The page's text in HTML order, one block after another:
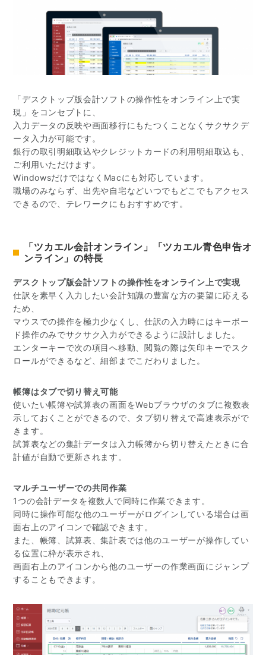
「デスクトップ版会計ソフトの操作性をオンライン上で実
現」をコンセプトに、
入力データの反映や画面移行にもたつくことなくサクサクデ
ータ入力が可能です。
銀行の取引明細取込やクレジットカードの利用明細取込も、
ご利用いただけます。
WindowsだけではなくMacにも対応しています。
職場のみならず、出先や自宅などいつでもどこでもアクセス
できるので、テレワークにもおすすめです。
「ツカエル会計オンライン」「ツカエル青色申告オ
ンライン」の特長
デスクトップ版会計ソフトの操作性をオンライン上で実現
仕訳を素早く入力したい会計知識の豊富な方の要望に応える
ため、
マウスでの操作を極力少なくし、仕訳の入力時にはキーボー
ド操作のみでサクサク入力ができるように設計しました。
エンターキーで次の項目へ移動、閲覧の際は矢印キーでスク
ロールができるなど、細部までこだわりました。
帳簿はタブで切り替え可能
使いたい帳簿や試算表の画面をWebブラウザのタブに複数表
示しておくことができるので、タブ切り替えで高速表示がで
きます。
試算表などの集計データは入力帳簿から切り替えたときに合
計値が自動で更新されます。
マルチユーザーでの共同作業
1つの会計データを複数人で同時に作業できます。
同時に操作可能な他のユーザーがログインしている場合は画
面右上のアイコンで確認できます。
また、帳簿、試算表、集計表では他のユーザーが操作してい
る位置に枠が表示され、
画面右上のアイコンから他のユーザーの作業画面にジャンプ
することもできます。